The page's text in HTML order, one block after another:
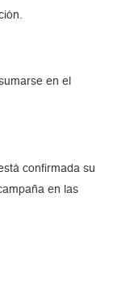
en el
confirmada su
en las